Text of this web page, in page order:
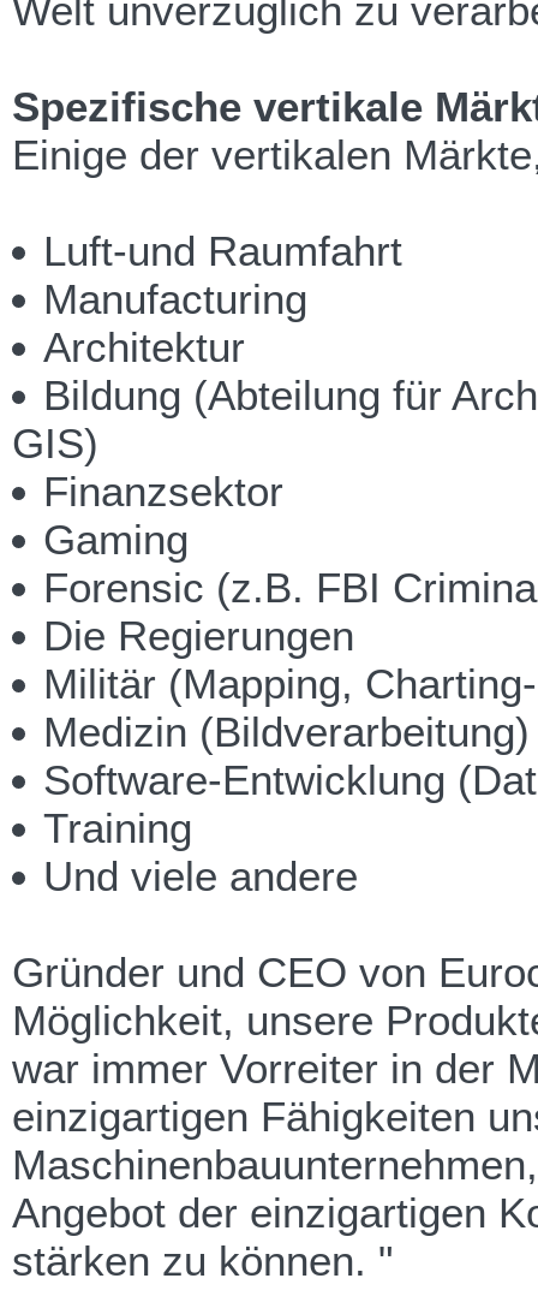
Welt unverzüglich zu
Spezifische vertikale
Einige der vertikalen
Luft-und Raumfahrt
Manufacturing
Architektur
Bildung (Abteilung für
GIS)
Finanzsektor
Gaming
Forensic (z.B. FBI
Die Regierungen
Militär (Mapping,
Medizin (Bildverarbeitung)
Software-Entwicklung
Training
Und viele andere
Gründer und CEO von
Möglichkeit, unsere
war immer Vorreiter in der
einzigartigen Fähigkeiten
Angebot der einzigartigen
stärken zu können. "